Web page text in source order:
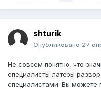
shturik
Опубликовано 27
Не совсем понятно, что
специалисты латеры
специалистами. Вы можете